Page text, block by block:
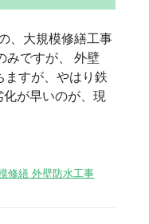
、大規模修繕工事
みですが、 外壁
ますが、やはり鉄
が早いのが、現
修繕 外壁防水工事